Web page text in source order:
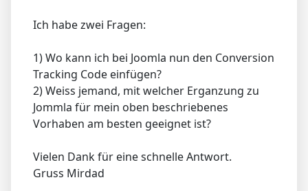
Ich habe zwei Fragen:
1) Wo kann ich bei Joomla nun den Conversion
Tracking Code einfügen?
2) Weiss jemand, mit welcher Erganzung zu
Jommla für mein oben beschriebenes
Vorhaben am besten geeignet ist?
Vielen Dank für eine schnelle Antwort.
Gruss Mirdad